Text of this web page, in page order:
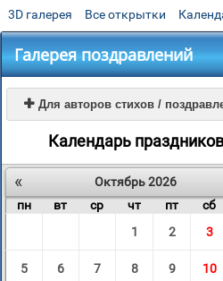
3D галерея Все открытки
Галерея поздравлений
 Для авторов стихов /
Календарь праздников
«
Октябрь 2026
пн
вт ср чт пт сб
1
2 3
5 6 7 8 9 10